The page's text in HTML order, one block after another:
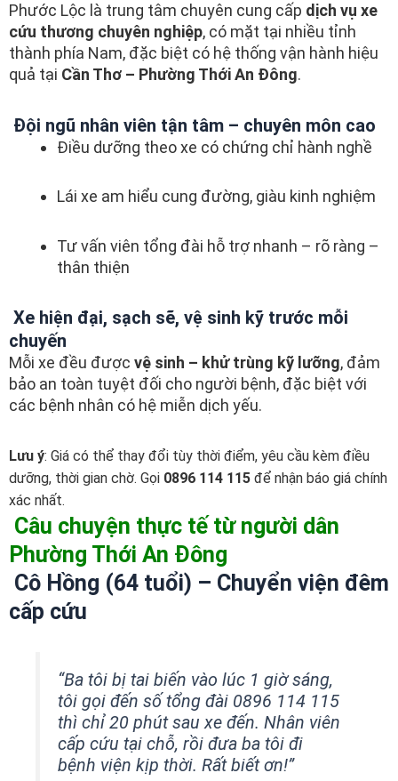
Phước Lộc là trung tâm chuyên cung cấp dịch vụ xe
cứu thương chuyên nghiệp, có mặt tại nhiều tỉnh
thành phía Nam, đặc biệt có hệ thống vận hành hiệu
quả tại Cần Thơ – Phường Thới An Đông.
Đội ngũ nhân viên tận tâm – chuyên môn cao
Điều dưỡng theo xe có chứng chỉ hành nghề
Lái xe am hiểu cung đường, giàu kinh nghiệm
Tư vấn viên tổng đài hỗ trợ nhanh – rõ ràng –
thân thiện
Xe hiện đại, sạch sẽ, vệ sinh kỹ trước mỗi
chuyến
Mỗi xe đều được vệ sinh – khử trùng kỹ lưỡng, đảm
bảo an toàn tuyệt đối cho người bệnh, đặc biệt với
các bệnh nhân có hệ miễn dịch yếu.
Lưu ý: Giá có thể thay đổi tùy thời điểm, yêu cầu kèm điều
dưỡng, thời gian chờ. Gọi 0896 114 115 để nhận báo giá chính
xác nhất.
Câu chuyện thực tế từ người dân
Phường Thới An Đông
Cô Hồng (64 tuổi) – Chuyển viện đêm
cấp cứu
“Ba tôi bị tai biến vào lúc 1 giờ sáng,
tôi gọi đến số tổng đài 0896 114 115
thì chỉ 20 phút sau xe đến. Nhân viên
cấp cứu tại chỗ, rồi đưa ba tôi đi
bệnh viện kịp thời. Rất biết ơn!”